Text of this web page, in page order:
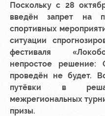
РЖД
Арена
Организация
мероприятий
Аренда
полей
Аренда
площадей
Локо
Старт
Локо-Лето
Академия
Как
поступить
Поскольку с 28
введён запрет на
спортивных
ситуации
фестиваля
непростое решение:
проведён не будет.
путёвки в
межрегиональных
призы.